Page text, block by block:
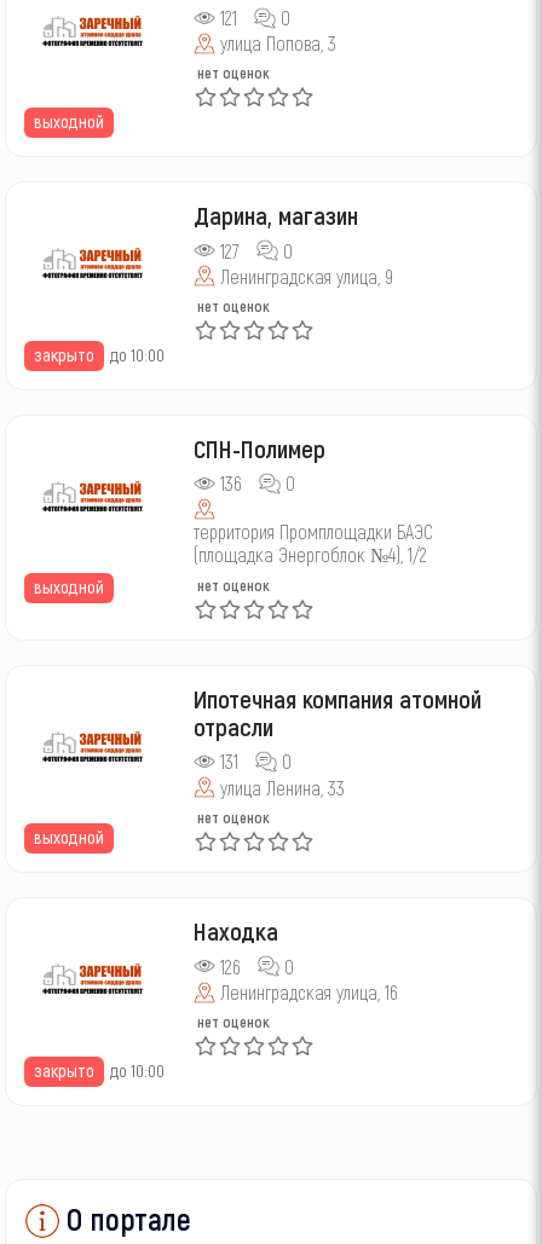
выходной
121
0
улица Попова, 3
нет оценок
закрыто до 10:00
Дарина, магазин
127
0
Ленинградская улица, 9
нет оценок
выходной
СПН-Полимер
136 0
территория Промплощадки БАЭС
(площадка Энергоблок №4), 1/2
нет оценок
выходной
Ипотечная компания атомной
отрасли
131
0
улица Ленина, 33
нет оценок
закрыто до 10:00
Находка
126
0
Ленинградская улица, 16
нет оценок
О портале